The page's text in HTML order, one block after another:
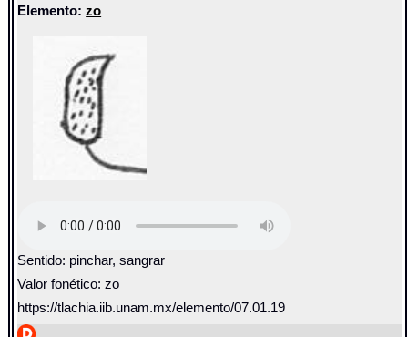
Elemento:zo
Sentido: pinchar, sangrar
Valor fonético: zo
https://tlachia.iib.unam.mx/elemento/07.01.19